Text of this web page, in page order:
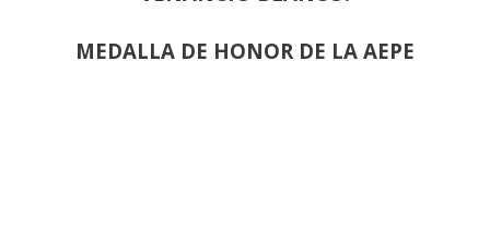
MEDALLA DE HONOR DE LA AEPE